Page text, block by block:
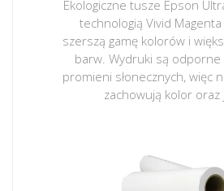
Ekologiczne tusze Epson
technologią Vivid
szerszą gamę kolorów i
barw. Wydruki są odporne
promieni słonecznych, więc
zachowują kolor oraz